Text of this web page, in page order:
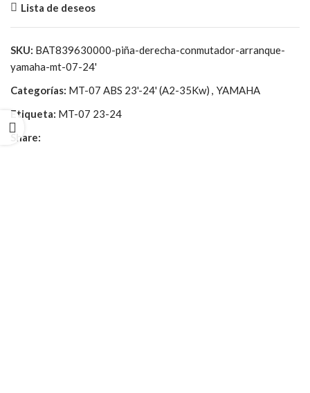
Lista de deseos
SKU: BAT839630000-piña-derecha-conmutador-arranque-
yamaha-mt-07-24'
Categorías: MT-07 ABS 23'-24' (A2-35Kw) , YAMAHA
Etiqueta: MT-07 23-24
Share: